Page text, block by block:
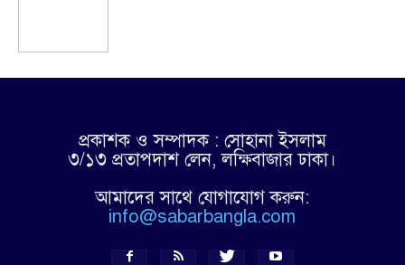
প্রকাশক ও সম্পাদক : সোহানা ইসলাম
৩/১৩ প্রতাপদাশ লেন, লক্ষিবাজার ঢাকা।
আমাদের সাথে যোগাযোগ করুন:
info@sabarbangla.com